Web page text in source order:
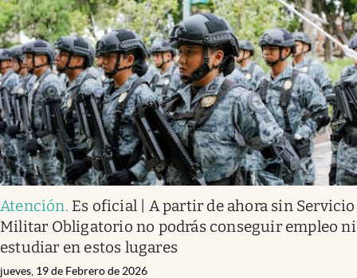
Atención. Es oficial | A partir de ahora sin Servicio
Militar Obligatorio no podrás conseguir empleo ni
estudiar en estos lugares
jueves, 19 de Febrero de 2026